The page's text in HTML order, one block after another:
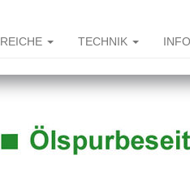
TECHNIK